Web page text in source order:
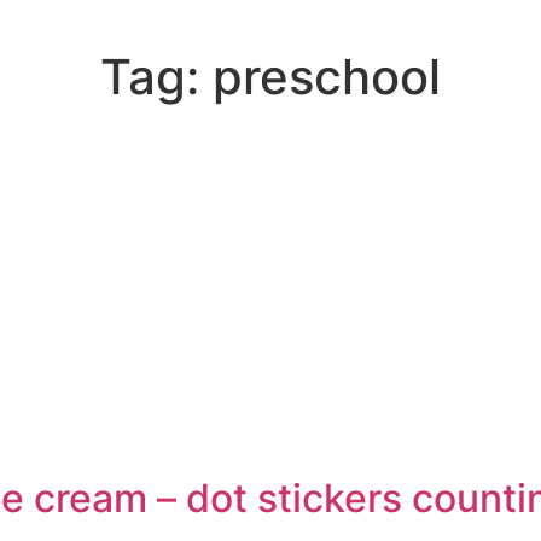
Tag: preschool
cream – dot stickers